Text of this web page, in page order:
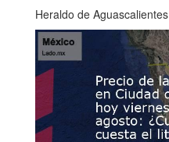
Heraldo de Aguascalientes